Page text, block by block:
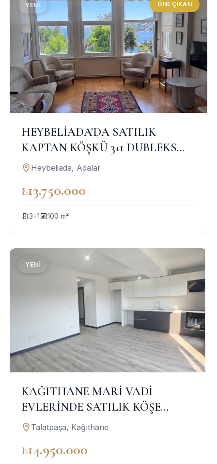
YENI ÖNE ÇIKAN
HEYBELİADA'DA SATILIK
KAPTAN KÖŞKÜ 3+1 DUBLEKS
DAİRE
Heybeliada, Adalar
₺13.750.000
3+1 100 m²
YENI
KAĞITHANE MARİ VADİ
EVLERİNDE SATILIK KÖŞE
KONUMLU 3+1 RESIDENCE
Talatpaşa, Kağıthane
₺14.950.000